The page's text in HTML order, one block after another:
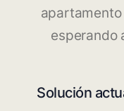
esperando
Solución